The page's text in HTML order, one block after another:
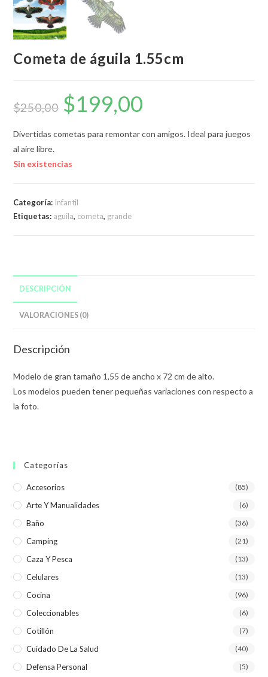
Cometa de águila 1.55cm
$250,00
El
precio
original
$250,00.
$199,00
$199,00.
Divertidas cometas para remontar con amigos. Ideal para juegos
al aire libre.
Sin existencias
Categoría: Infantil
Etiquetas: aguila, cometa, grande
DESCRIPCIÓN
VALORACIONES (0)
Descripción
Modelo de gran tamaño 1,55 de ancho x 72 cm de alto.
Los modelos pueden tener pequeñas variaciones con respecto a
la foto.
Categorías
Accesorios (85)
Arte Y Manualidades (6)
Baño (36)
Camping (21)
Caza Y Pesca (13)
Celulares (13)
Cocina (96)
Coleccionables (6)
Cotillón (7)
Cuidado De La Salud (40)
Defensa Personal (5)